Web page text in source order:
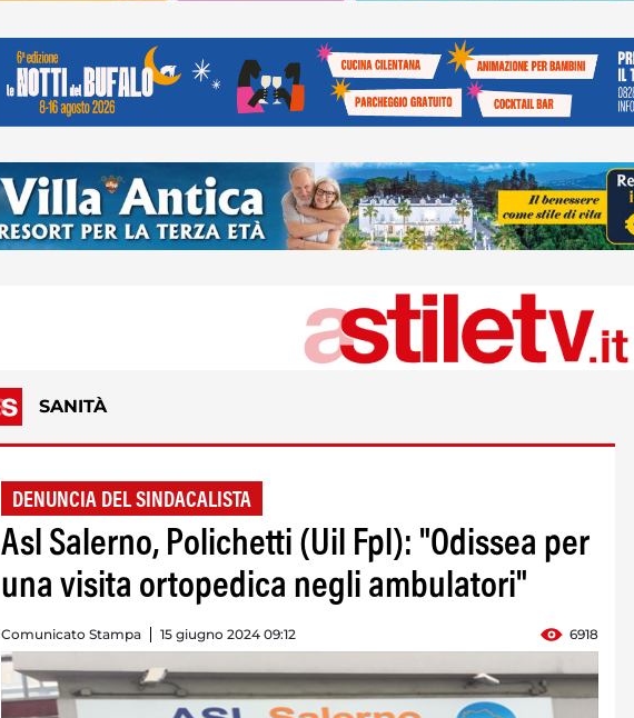
SANITÀ
DENUNCIA DEL SINDACALISTA
Asl Salerno, Polichetti (Uil Fpl): "Odissea per
una visita ortopedica negli ambulatori"
Comunicato Stampa 15 giugno 2024 09:12 6918